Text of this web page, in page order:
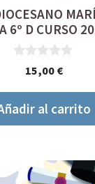
6º D CURSO
15,00 €
al carrito